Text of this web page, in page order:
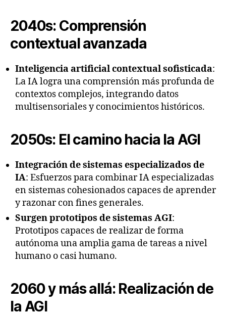
2040s: Comprensión
contextual avanzada
Inteligencia artificial contextual sofisticada:
La IA logra una comprensión más profunda de
contextos complejos, integrando datos
multisensoriales y conocimientos históricos.
2050s: El camino hacia la AGI
Integración de sistemas especializados de
IA: Esfuerzos para combinar IA especializadas
en sistemas cohesionados capaces de aprender
y razonar con fines generales.
Surgen prototipos de sistemas AGI:
Prototipos capaces de realizar de forma
autónoma una amplia gama de tareas a nivel
humano o casi humano.
2060 y más allá: Realización de
la AGI